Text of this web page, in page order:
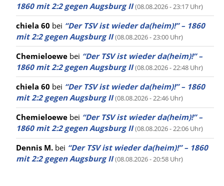
1860 mit 2:2 gegen Augsburg II (08.08.2026 - 23:17 Uhr)
chiela 60 bei “Der TSV ist wieder da(heim)!” – 1860
mit 2:2 gegen Augsburg II (08.08.2026 - 23:00 Uhr)
Chemieloewe bei “Der TSV ist wieder da(heim)!” –
1860 mit 2:2 gegen Augsburg II (08.08.2026 - 22:48 Uhr)
chiela 60 bei “Der TSV ist wieder da(heim)!” – 1860
mit 2:2 gegen Augsburg II (08.08.2026 - 22:46 Uhr)
Chemieloewe bei “Der TSV ist wieder da(heim)!” –
1860 mit 2:2 gegen Augsburg II (08.08.2026 - 22:06 Uhr)
Dennis M. bei “Der TSV ist wieder da(heim)!” – 1860
mit 2:2 gegen Augsburg II (08.08.2026 - 20:58 Uhr)